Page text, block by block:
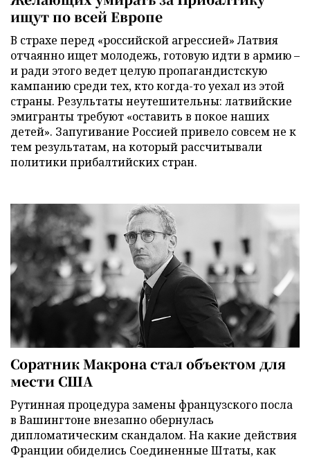
ищут по всей Европе
В страхе перед «российской агрессией» Латвия
отчаянно ищет молодежь, готовую идти в армию –
и ради этого ведет целую пропагандистскую
кампанию среди тех, кто когда-то уехал из этой
страны. Результаты неутешительны: латвийские
эмигранты требуют «оставить в покое наших
детей». Запугивание Россией привело совсем не к
тем результатам, на который рассчитывали
политики прибалтийских стран.
Соратник Макрона стал объектом для
мести США
Рутинная процедура замены французского посла
в Вашингтоне внезапно обернулась
дипломатическим скандалом. На какие действия
Франции обиделись Соединенные Штаты, как